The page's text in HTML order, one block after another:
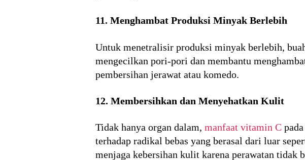
11. Menghambat Produksi Minyak Berlebih
Untuk menetralisir produksi minyak berlebih,
mengecilkan pori-pori dan membantu
pembersihan jerawat atau komedo.
12. Membersihkan dan Menyehatkan Kulit
Tidak hanya organ dalam, manfaat vitamin C
terhadap radikal bebas yang berasal dari luar
menjaga kebersihan kulit karena perawatan tidak